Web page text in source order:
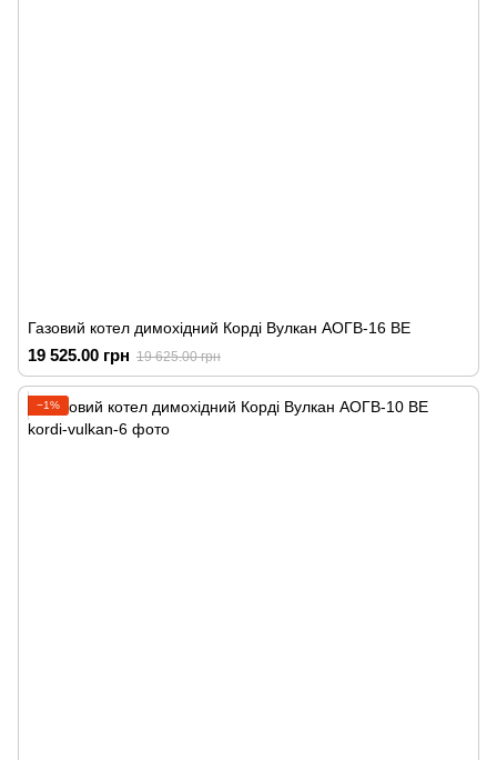
Газовий котел димохідний Корді Вулкан АОГВ-16 ВЕ
19 525.00 грн 19 625.00 грн
−1%